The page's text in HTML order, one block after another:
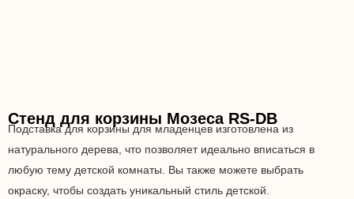
Стенд для корзины Мозеса RS-DB
Подставка для корзины для младенцев изготовлена из
натурального дерева, что позволяет идеально вписаться в
любую тему детской комнаты. Вы также можете выбрать
окраску, чтобы создать уникальный стиль детской.